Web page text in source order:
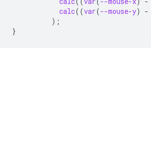
calc( (var(--mouse-y) -
);
}